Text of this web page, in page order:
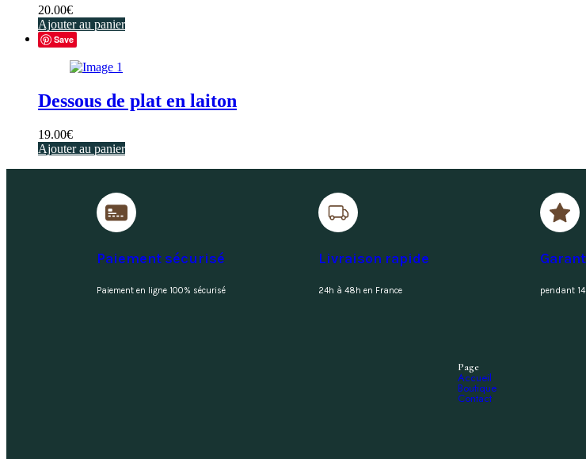
20.00€
Ajouter au panier
Save
Dessous de plat en laiton
19.00€
Ajouter au panier
Paiement sécurisé
Paiement en ligne 100% sécurisé
Livraison rapide
24h à 48h en France pendant
Page
Accueil
Boutique
Contact